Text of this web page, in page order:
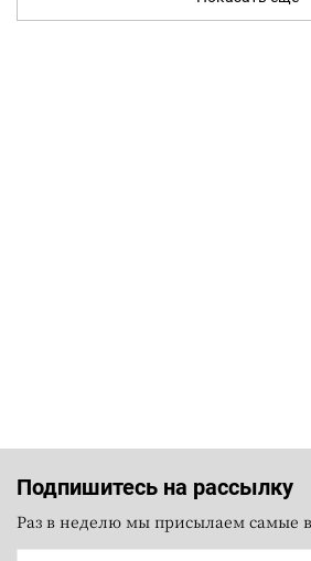
Подпишитесь на рассылку
Раз в неделю мы присылаем самые